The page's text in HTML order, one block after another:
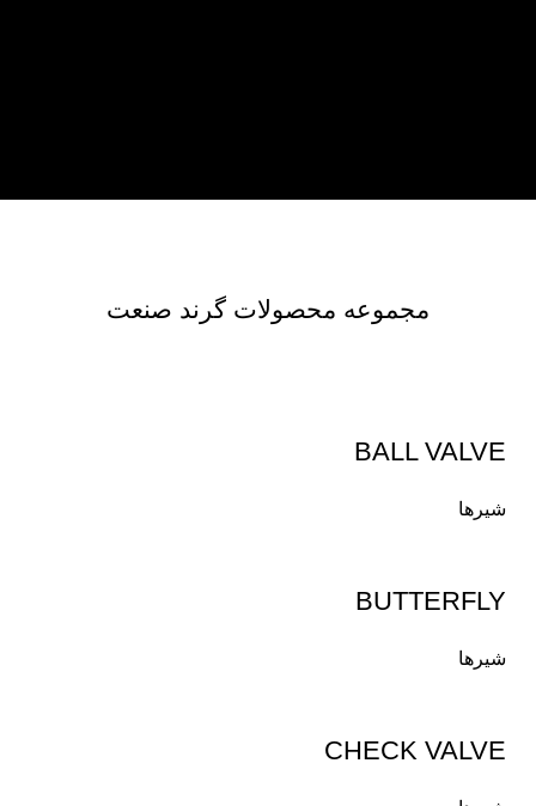
مجموعه محصولات گرند صنعت
BALL VALVE
شیرها
BUTTERFLY
شیرها
CHECK VALVE